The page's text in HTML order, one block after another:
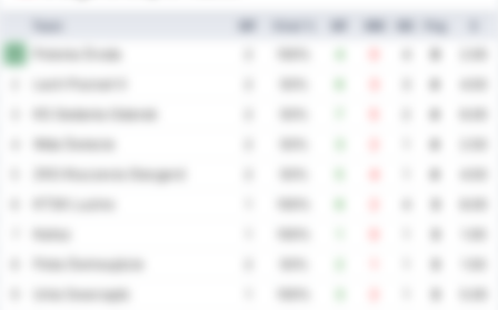
ZKS Kluczevia Stargard
Unia Swarzędz